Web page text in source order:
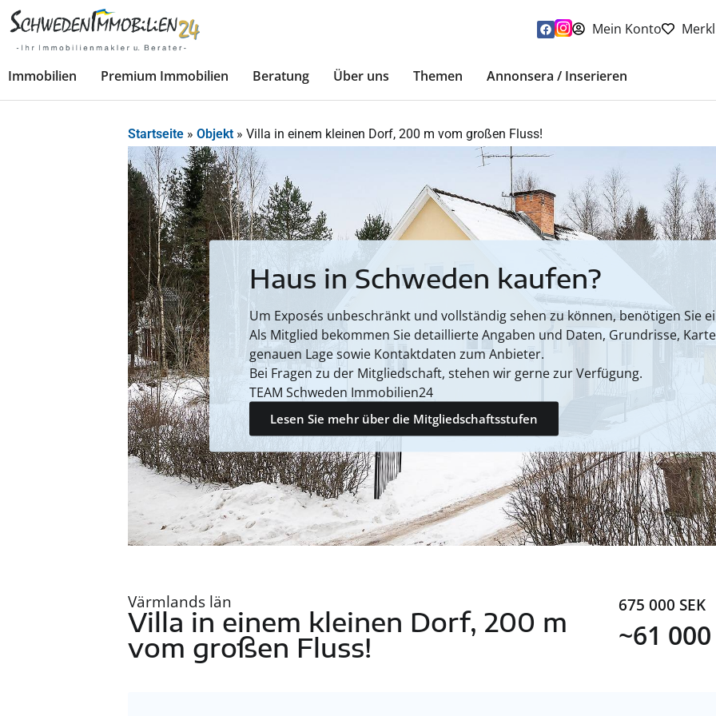
Mein Konto
Immobilien Premium Immobilien Beratung Über uns Themen Annonsera / Inserieren
Startseite » Objekt » Villa in einem kleinen Dorf, 200 m vom großen Fluss!
Haus in Schweden kaufen?
Um Exposés unbeschränkt und vollständig sehen zu können, benötigen Sie
Als Mitglied bekommen Sie detaillierte Angaben und Daten, Grundrisse,
genauen Lage sowie Kontaktdaten zum Anbieter.
Bei Fragen zu der Mitgliedschaft, stehen wir gerne zur Verfügung.
TEAM Schweden Immobilien24
Lesen Sie mehr über die Mitgliedschaftsstufen
Värmlands län
Villa in einem kleinen Dorf, 200 m
vom großen Fluss!
675 000 SEK
~61